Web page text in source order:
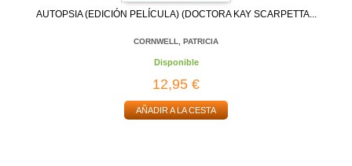
AUTOPSIA (EDICIÓN PELÍCULA) (DOCTORA KAY SCARPETTA...
CORNWELL, PATRICIA
Disponible
12,95 €
AÑADIR A LA CESTA